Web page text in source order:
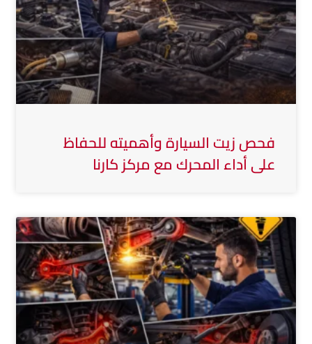
فحص زيت السيارة وأهميته للحفاظ
على أداء المحرك مع مركز كارنا